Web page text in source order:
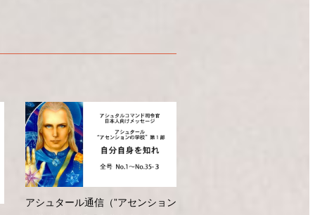
アシュタール通信（”アセンション